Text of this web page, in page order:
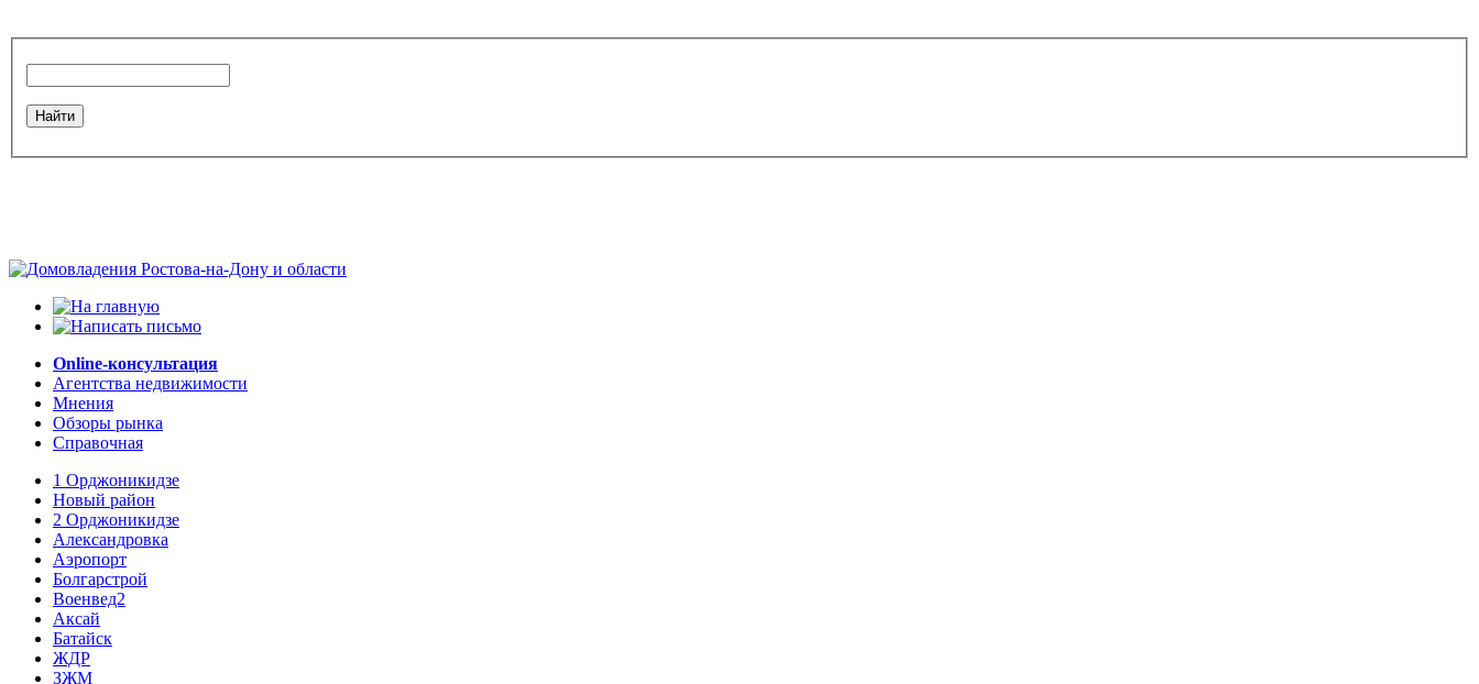
Online-консультация
Агентства недвижимости
Мнения
Обзоры рынка
Справочная
1 Орджоникидзе
Новый район
2 Орджоникидзе
Александровка
Аэропорт
Болгарстрой
Военвед2
Аксай
Батайск
ЖДР
ЗЖМ